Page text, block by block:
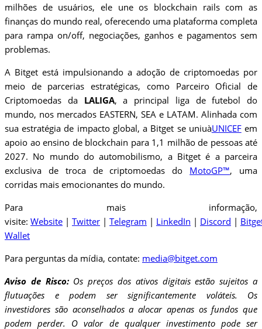
milhões de usuários, ele une os blockchain rails com as
finanças do mundo real, oferecendo uma plataforma completa
para rampa on/off, negociações, ganhos e pagamentos sem
problemas.
A Bitget está impulsionando a adoção de criptomoedas por
meio de parcerias estratégicas, como Parceiro Oficial de
Criptomoedas da LALIGA, a principal liga de futebol do
mundo, nos mercados EASTERN, SEA e LATAM. Alinhada com
sua estratégia de impacto global, a Bitget se uniuàUNICEFem
apoio ao ensino de blockchain para 1,1 milhão de pessoas até
2027. No mundo do automobilismo, a Bitget é a parceira
exclusiva de troca de criptomoedas do MotoGP™, uma
corridas mais emocionantes do mundo.
Para mais informação,
visite: Website | Twitter | Telegram | LinkedIn | Discord |
Wallet
Para perguntas da mídia, contate: media@bitget.com
Aviso de Risco: Os preços dos ativos digitais estão sujeitos a
flutuações e podem ser significantemente voláteis. Os
investidores são aconselhados a alocar apenas os fundos que
podem perder. O valor de qualquer investimento pode ser